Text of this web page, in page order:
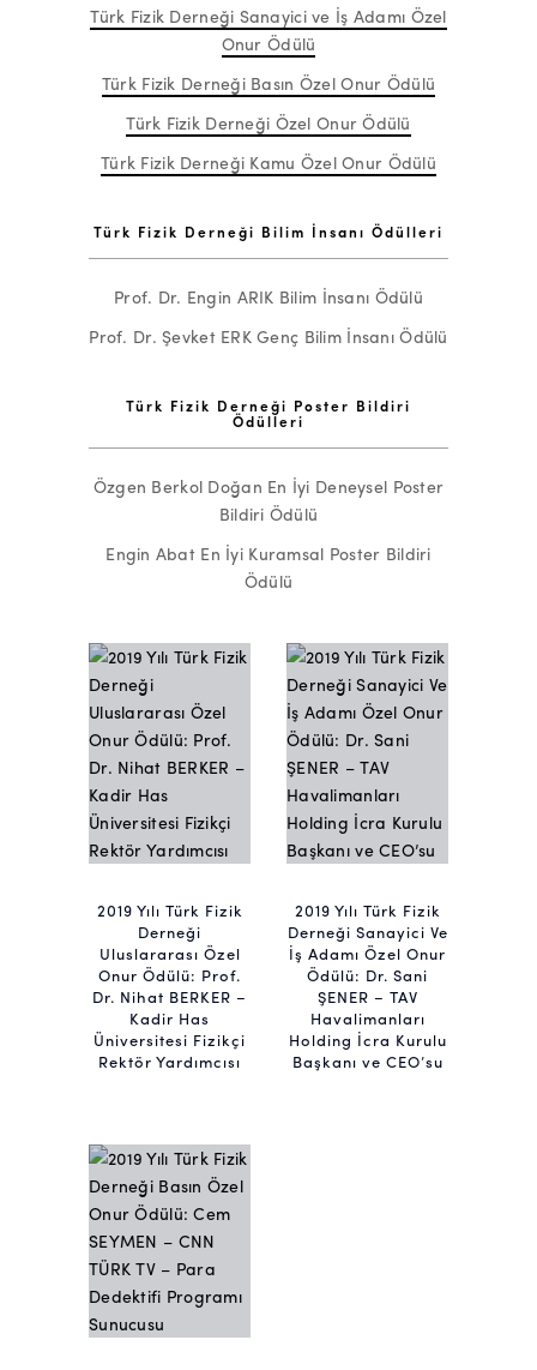
Türk Fizik Derneği Sanayici ve İş Adamı Özel
Onur Ödülü
Türk Fizik Derneği Basın Özel Onur Ödülü
Türk Fizik Derneği Özel Onur Ödülü
Türk Fizik Derneği Kamu Özel Onur Ödülü
Türk Fizik Derneği Bilim İnsanı Ödülleri
Prof. Dr. Engin ARIK Bilim İnsanı Ödülü
Prof. Dr. Şevket ERK Genç Bilim İnsanı Ödülü
Türk Fizik Derneği Poster Bildiri
Ödülleri
Özgen Berkol Doğan En İyi Deneysel Poster
Bildiri Ödülü
Engin Abat En İyi Kuramsal Poster Bildiri
Ödülü
2019 Yılı Türk Fizik
Derneği
Uluslararası Özel
Onur Ödülü: Prof.
Dr. Nihat BERKER –
Kadir Has
Üniversitesi Fizikçi
Rektör Yardımcısı
2019 Yılı Türk Fizik
Derneği Sanayici Ve
İş Adamı Özel Onur
Ödülü: Dr. Sani
ŞENER – TAV
Havalimanları
Holding İcra Kurulu
Başkanı ve CEO’su